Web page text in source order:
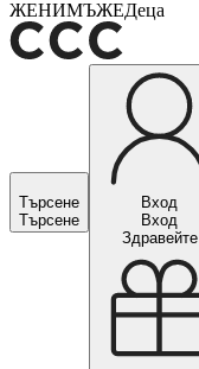
ЖЕНИМЪЖЕДеца
Търсене
Търсене
Вход
Вход
Здравейте